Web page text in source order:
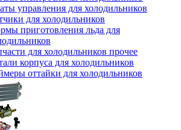
управления для холодильников
для холодильников
приготовления льда для
для холодильников прочее
корпуса для холодильников
оттайки для холодильников